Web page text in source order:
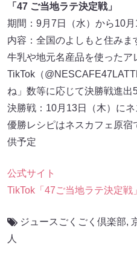
「47 ご当地ラテ決定戦」
期間：9月7日（水）から10月
内容：全国のよしもと住み
牛乳や地元名産品を使った
TikTok（
ね」数等に応じて決勝戦進出
決勝戦：10月13日（木）に
優勝レシピはネスカフェ原
供予定
公式サイト
TikTok「47ご当地ラテ決定戦
ジュースごくごく倶楽部,
人